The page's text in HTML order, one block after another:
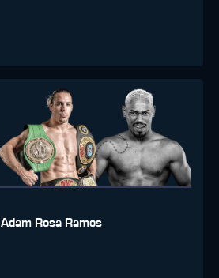
Adam Rosa Ramos